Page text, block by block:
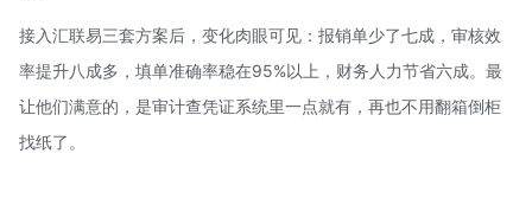
接入汇联易三套方案后，变化肉眼可见：报销单少了七成，审核效
率提升八成多，填单准确率稳在95%以上，财务人力节省六成。最
让他们满意的，是审计查凭证系统里一点就有，再也不用翻箱倒柜
找纸了。